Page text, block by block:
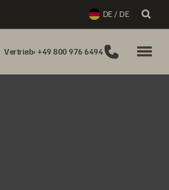
DE / DE
Vertrieb: +49 800 976 6494